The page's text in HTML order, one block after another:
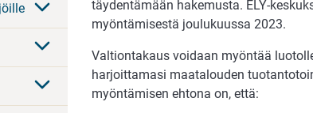
täydentämään hakemusta. ELY-
myöntämisestä joulukuussa 2023.
Valtiontakaus voidaan myöntää
harjoittamasi maatalouden
myöntämisen ehtona on, että: